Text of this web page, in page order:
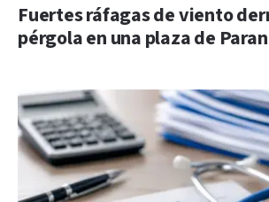
Fuertes ráfagas de viento
pérgola en una plaza de